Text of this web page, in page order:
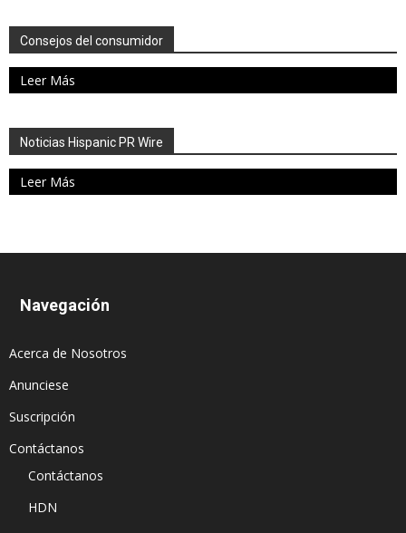
Consejos del consumidor
Leer Más
Noticias Hispanic PR Wire
Leer Más
Navegación
Acerca de Nosotros
Anunciese
Suscripción
Contáctanos
Contáctanos
HDN